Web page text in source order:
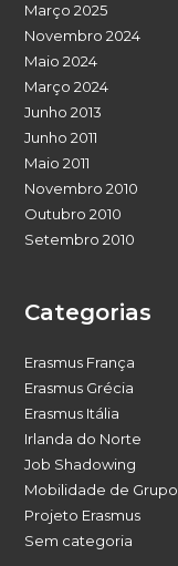
Março 2025
Novembro 2024
Maio 2024
Março 2024
Junho 2013
Junho 2011
Maio 2011
Novembro 2010
Outubro 2010
Setembro 2010
Categorias
Erasmus França
Erasmus Grécia
Erasmus Itália
Irlanda do Norte
Job Shadowing
Mobilidade de Grupo
Projeto Erasmus
Sem categoria